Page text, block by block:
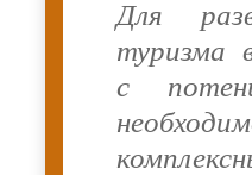
Для
туризма
с